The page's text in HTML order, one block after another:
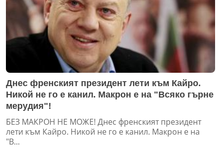
Днес френският президент лети към Кайро.
Никой не го е канил. Макрон е на "Всяко гърне
мерудия"!
БЕЗ МАКРОН НЕ МОЖЕ! Днес френският президент
лети към Кайро. Никой не го е канил. Макрон е на
"В...